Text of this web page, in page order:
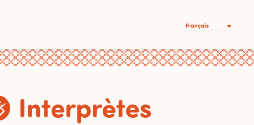
Français
Interprètes